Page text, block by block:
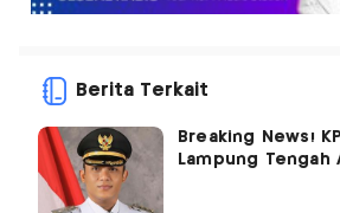
Berita Terkait
Breaking News!
Lampung Tengah